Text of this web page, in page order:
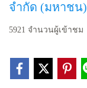
จำกัด (มหาชน)
5921 จำนวนผู้เข้าชม